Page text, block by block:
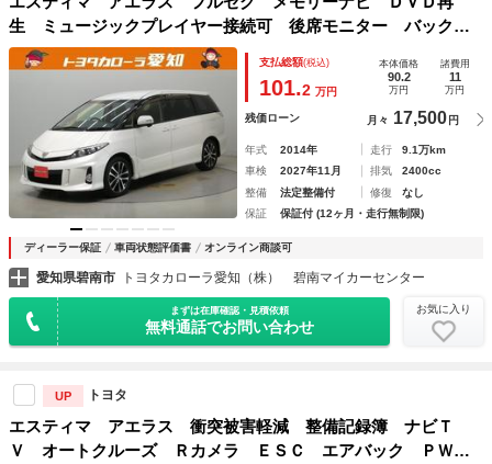
生 ミュージックプレイヤー接続可 後席モニター バックカ
メラ ＥＴＣ 両側電動スライド ＨＩＤヘッドライト 乗車
定員７人 ３列シート ワンオーナー
支払総額(税込)
101.2 万円
本体価格
90.2
万円
諸費用
11
万円
残価ローン 月々 17,500 円
年式 2014年 走行
9.1万km
車検
2027年11月 排気
2400cc
整備
法定整備付 修復
なし
保証
保証付 (12ヶ月・走行無制限)
ディーラー保証 車両状態評価書 オンライン商談可
愛知県碧南市 トヨタカローラ愛知（株） 碧南マイカーセンター
まずは在庫確認・見積依頼
無料通話でお問い合わせ
お気に入り
UP トヨタ
エスティマ アエラス 衝突被害軽減 整備記録簿 ナビＴ
Ｖ オートクルーズ Ｒカメラ ＥＳＣ エアバック ＰＷ